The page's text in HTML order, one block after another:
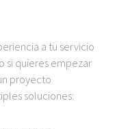
a tu servicio
si quieres empezar
proyecto
soluciones: